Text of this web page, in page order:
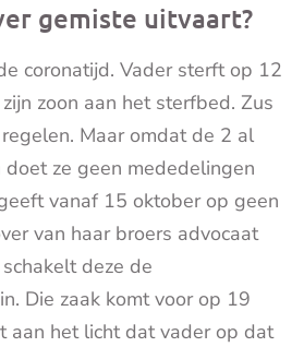
gemiste uitvaart?
coronatijd. Vader sterft op 12
zoon aan het sterfbed. Zus
Maar omdat de 2 al
doet ze geen mededelingen
vanaf 15 oktober op geen
van haar broers advocaat
deze de
Die zaak komt voor op 19
aan het licht dat vader op dat